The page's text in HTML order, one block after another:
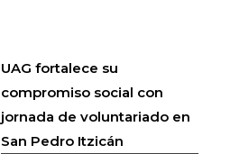
UAG fortalece su
compromiso social con
jornada de voluntariado en
San Pedro Itzicán